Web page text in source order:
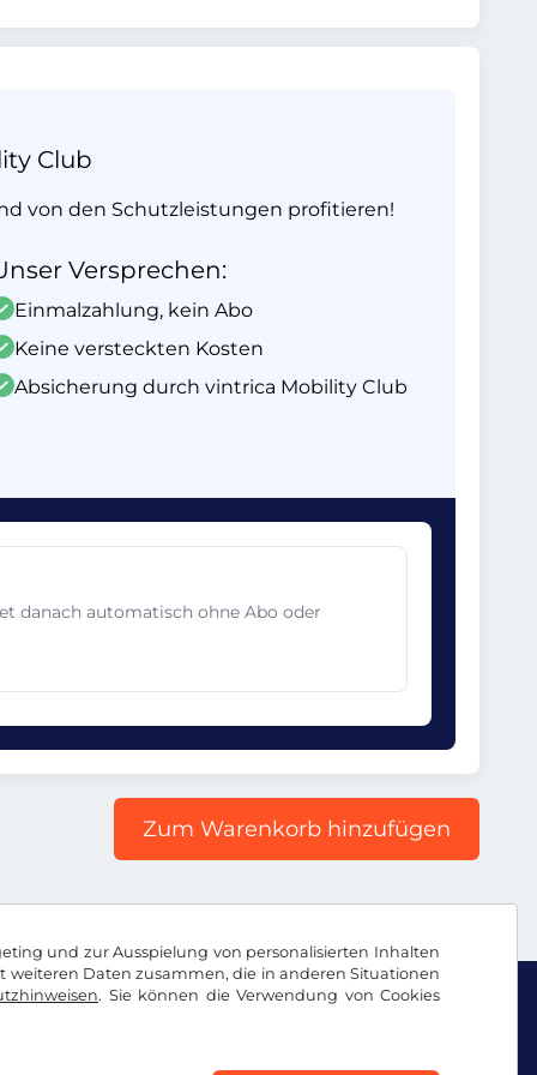
und zur Ausspielung von personalisierten Inhalten
Daten zusammen, die in anderen Situationen
. Sie können die Verwendung von Cookies
Club
von den Schutzleistungen profitieren!
Versprechen:
Einmalzahlung, kein Abo
Keine versteckten Kosten
Absicherung durch vintrica Mobility Club
danach automatisch ohne Abo oder
Zum Warenkorb hinzufügen